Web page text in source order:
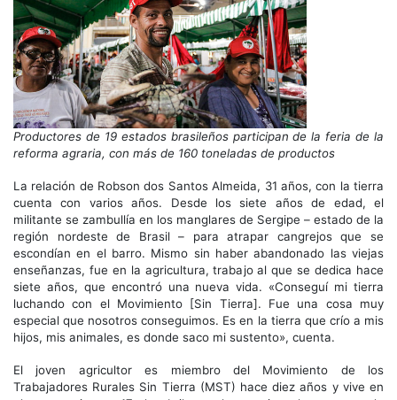
Productores de 19 estados brasileños participan de la feria de la
reforma agraria, con más de 160 toneladas de productos
La relación de Robson dos Santos Almeida, 31 años, con la tierra
cuenta con varios años. Desde los siete años de edad, el
militante se zambullía en los manglares de Sergipe – estado de la
región nordeste de Brasil – para atrapar cangrejos que se
escondían en el barro. Mismo sin haber abandonado las viejas
enseñanzas, fue en la agricultura, trabajo al que se dedica hace
siete años, que encontró una nueva vida. «Conseguí mi tierra
luchando con el Movimiento [Sin Tierra]. Fue una cosa muy
especial que nosotros conseguimos. Es en la tierra que crío a mis
hijos, mis animales, es donde saco mi sustento», cuenta.
El joven agricultor es miembro del Movimiento de los
Trabajadores Rurales Sin Tierra (MST) hace diez años y vive en